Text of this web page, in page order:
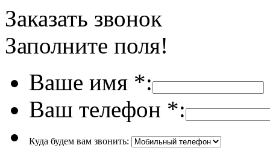
Заказать звонок
Заполните поля!
Ваше имя *:
Ваш телефон *:
Куда будем вам звонить: